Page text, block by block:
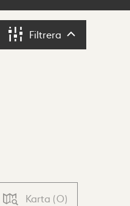
Filtrera Filtrera
Karta (0)